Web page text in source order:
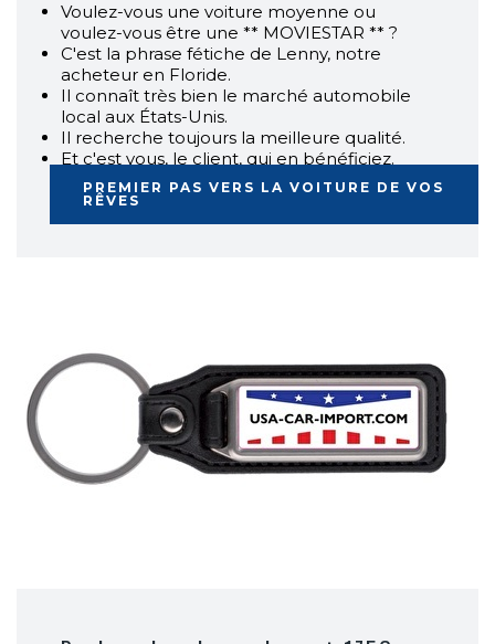
Voulez-vous une voiture moyenne ou
voulez-vous être une ** MOVIESTAR ** ?
C'est la phrase fétiche de Lenny, notre
acheteur en Floride.
Il connaît très bien le marché automobile
local aux États-Unis.
Il recherche toujours la meilleure qualité.
Et c'est vous, le client, qui en bénéficiez.
PREMIER PAS VERS LA VOITURE DE VOS
RÊVES